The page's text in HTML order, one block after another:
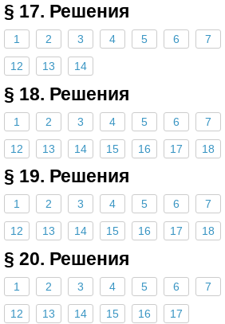
§ 17. Решения
1 2 3 4 5 6 7
12 13 14
§ 18. Решения
1 2 3 4 5 6 7
12 13 14 15 16 17 18
§ 19. Решения
1 2 3 4 5 6 7
12 13 14 15 16 17 18
§ 20. Решения
1 2 3 4 5 6 7
12 13 14 15 16 17